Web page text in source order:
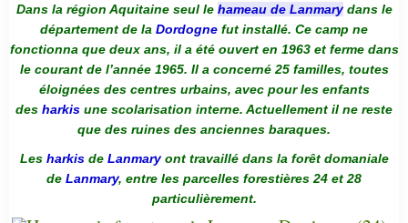
Dans la région Aquitaine seul le hameau de Lanmarydans le
département de la Dordogne fut installé. Ce camp ne
fonctionna que deux ans, il a été ouvert en 1963 et ferme dans
le courant de l’année 1965. Il a concerné 25 familles, toutes
éloignées des centres urbains, avec pour les enfants
des harkis une scolarisation interne. Actuellement il ne reste
que des ruines des anciennes baraques.
Les harkis de Lanmaryont travaillé dans la forêt domaniale
de Lanmary, entre les parcelles forestières 24 et 28
particulièrement.